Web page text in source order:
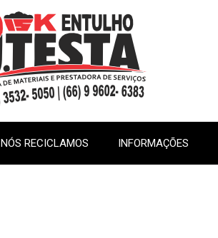
NÓS RECICLAMOS INFORMAÇÕES